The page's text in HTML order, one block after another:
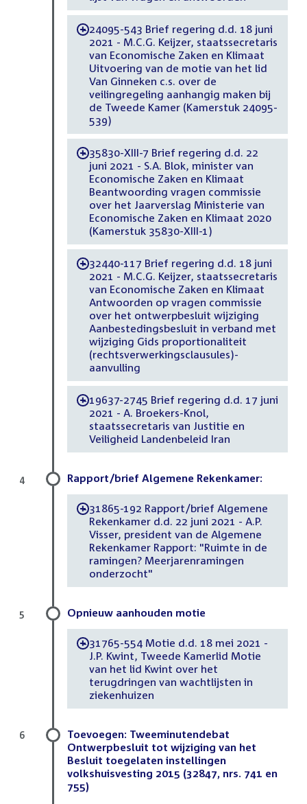
-24095-543 Brief regering d.d. 18 juni
2021 - M.C.G. Keijzer, staatssecretaris
van Economische Zaken en Klimaat
Uitvoering van de motie van het lid
Van Ginneken c.s. over de
veilingregeling aanhangig maken bij
de Tweede Kamer (Kamerstuk 24095-
539)
-35830-XIII-7 Brief regering d.d. 22
juni 2021 - S.A. Blok, minister van
Economische Zaken en Klimaat
Beantwoording vragen commissie
over het Jaarverslag Ministerie van
Economische Zaken en Klimaat 2020
(Kamerstuk 35830-XIII-1)
-32440-117 Brief regering d.d. 18 juni
2021 - M.C.G. Keijzer, staatssecretaris
van Economische Zaken en Klimaat
Antwoorden op vragen commissie
over het ontwerpbesluit wijziging
Aanbestedingsbesluit in verband met
wijziging Gids proportionaliteit
(rechtsverwerkingsclausules)-
aanvulling
-19637-2745 Brief regering d.d. 17 juni
2021 - A. Broekers-Knol,
staatssecretaris van Justitie en
Veiligheid Landenbeleid Iran
Rapport/brief Algemene Rekenkamer:
-31865-192 Rapport/brief Algemene
Rekenkamer d.d. 22 juni 2021 - A.P.
Visser, president van de Algemene
Rekenkamer Rapport: "Ruimte in de
ramingen? Meerjarenramingen
onderzocht"
4
Opnieuw aanhouden motie
-31765-554 Motie d.d. 18 mei 2021 -
J.P. Kwint, Tweede Kamerlid Motie
van het lid Kwint over het
terugdringen van wachtlijsten in
ziekenhuizen
5
Toevoegen: Tweeminutendebat
Ontwerpbesluit tot wijziging van het
Besluit toegelaten instellingen
volkshuisvesting 2015 (32847, nrs. 741 en
755)
6